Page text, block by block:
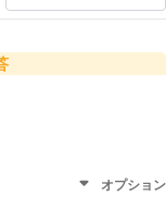
オプション